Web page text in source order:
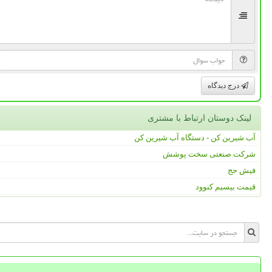
درج دیدگاه
لینک دوستان ارتباط با مشتری
آب شیرین کن - دستگاه آب شیرین کن
شرکت صنعتی سخت پوشش
فیش حج
قیمت بیسیم کنوود